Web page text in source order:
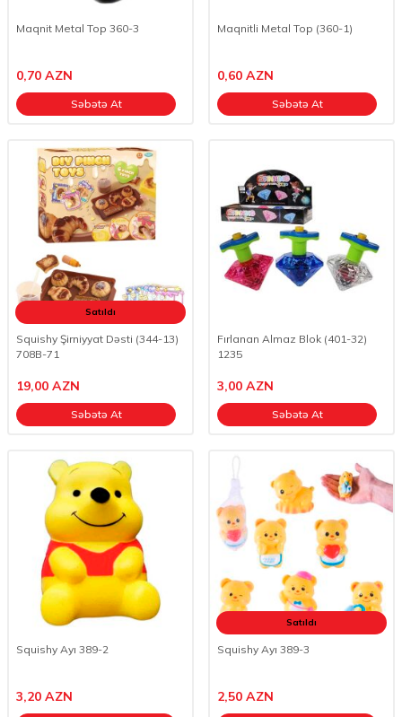
Maqnit Metal Top 360-3
0,70 AZN
Səbətə At
Maqnitli Metal Top (360-1)
0,60 AZN
Səbətə At
Satıldı
Squishy Şirniyyat Dəsti (344-13)
708B-71
19,00 AZN
Səbətə At
Fırlanan Almaz Blok (401-32)
1235
3,00 AZN
Səbətə At
Squishy Ayı 389-2
3,20 AZN
Satıldı
Squishy Ayı 389-3
2,50 AZN